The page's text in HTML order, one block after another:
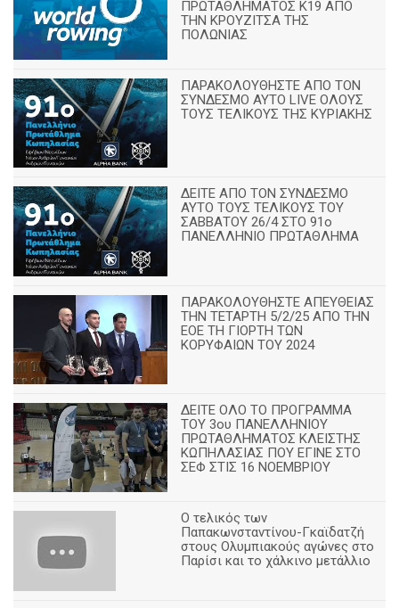
ΠΡΩΤΑΘΛΗΜΑΤΟΣ Κ19 ΑΠΟ
ΤΗΝ ΚΡΟΥΖΙΤΣΑ ΤΗΣ
ΠΟΛΩΝΙΑΣ
ΠΑΡΑΚΟΛΟΥΘΗΣΤΕ ΑΠΟ ΤΟΝ
ΣΥΝΔΕΣΜΟ ΑΥΤΟ LIVE ΟΛΟΥΣ
ΤΟΥΣ ΤΕΛΙΚΟΥΣ ΤΗΣ ΚΥΡΙΑΚΗΣ
ΔΕΙΤΕ ΑΠΟ ΤΟΝ ΣΥΝΔΕΣΜΟ
ΑΥΤΟ ΤΟΥΣ ΤΕΛΙΚΟΥΣ ΤΟΥ
ΣΑΒΒΑΤΟΥ 26/4 ΣΤΟ 91ο
ΠΑΝΕΛΛΗΝΙΟ ΠΡΩΤΑΘΛΗΜΑ
ΠΑΡΑΚΟΛΟΥΘΗΣΤΕ ΑΠΕΥΘΕΙΑΣ
ΤΗΝ ΤΕΤΑΡΤΗ 5/2/25 ΑΠΟ ΤΗΝ
ΕΟΕ ΤΗ ΓΙΟΡΤΗ ΤΩΝ
ΚΟΡΥΦΑΙΩΝ ΤΟΥ 2024
ΔΕΙΤΕ ΟΛΟ ΤΟ ΠΡΟΓΡΑΜΜΑ
ΤΟΥ 3ου ΠΑΝΕΛΛΗΝΙΟΥ
ΠΡΩΤΑΘΛΗΜΑΤΟΣ ΚΛΕΙΣΤΗΣ
ΚΩΠΗΛΑΣΙΑΣ ΠΟΥ ΕΓΙΝΕ ΣΤΟ
ΣΕΦ ΣΤΙΣ 16 ΝΟΕΜΒΡΙΟΥ
Ο τελικός των
Παπακωνσταντίνου-Γκαϊδατζή
στους Ολυμπιακούς αγώνες στο
Παρίσι και το χάλκινο μετάλλιο